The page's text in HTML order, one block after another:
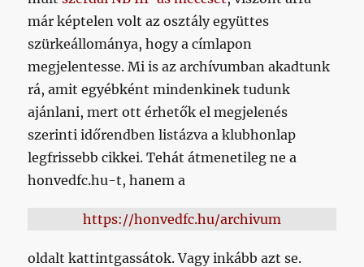
már képtelen volt az osztály együttes
szürkeállománya, hogy a címlapon
megjelentesse. Mi is az archívumban akadtunk
rá, amit egyébként mindenkinek tudunk
ajánlani, mert ott érhetők el megjelenés
szerinti időrendben listázva a klubhonlap
legfrissebb cikkei. Tehát átmenetileg ne a
honvedfc.hu-t, hanem a
https://honvedfc.hu/archivum
oldalt kattintgassátok. Vagy inkább azt se.